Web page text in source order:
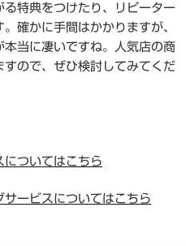
特典をつけたり、リピーター
確かに手間はかかりますが、
当に凄いですね。人気店の商
ので、ぜひ検討してみてくだ
についてはこちら
ービスについてはこちら